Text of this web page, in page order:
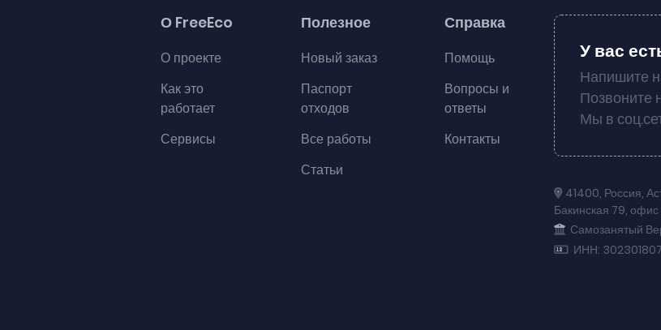
О FreeEco
О проекте
Как это
работает
Сервисы
Полезное
Новый заказ
Паспорт
отходов
Все работы
Статьи
Справка
Помощь
Вопросы и
ответы
Контакты
У вас
Напишите
Позвоните
Мы в
41400, Россия,
Бакинская 79,
Самозанятый
ИНН: